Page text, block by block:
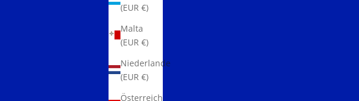
(EUR €)
Malta
(EUR €)
Niederlande
(EUR €)
Österreich